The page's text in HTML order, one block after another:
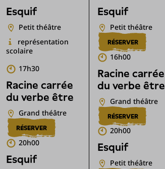
Esquif
Petit théâtre
représentation
scolaire
17h30
Racine carrée
du verbe être
Grand théâtre
RÉSERVER
20h00
Esquif
Esquif
Petit théâtre
RÉSERVER
16h00
Racine carrée
du verbe être
Grand théâtre
RÉSERVER
20h00
Esquif
Petit théâtre